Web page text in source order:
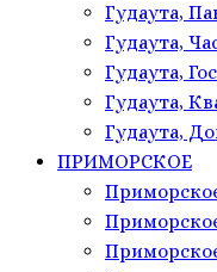
Гудаута,
Гудаута,
Гудаута,
Гудаута,
Гудаута,
ПРИМОРСКОЕ